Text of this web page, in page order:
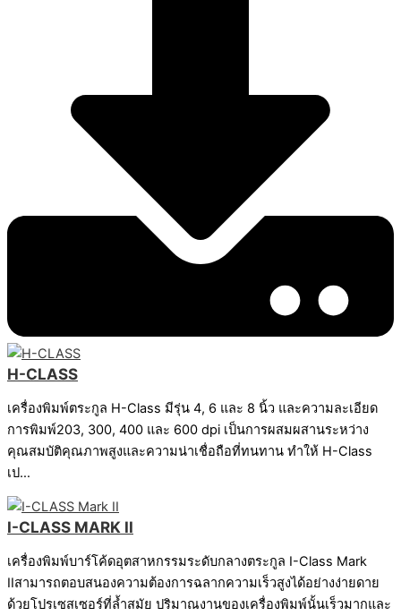
H-CLASS
เครื่องพิมพ์ตระกูล H-Class มีรุ่น 4, 6 และ 8 นิ้ว และความละเอียด
การพิมพ์203, 300, 400 และ 600 dpi เป็นการผสมผสานระหว่าง
คุณสมบัติคุณภาพสูงและความน่าเชื่อถือที่ทนทาน ทำให้ H-Class
เป…
I-CLASS MARK II
เครื่องพิมพ์บาร์โค้ดอุตสาหกรรมระดับกลางตระกูล I-Class Mark
IIสามารถตอบสนองความต้องการฉลากความเร็วสูงได้อย่างง่ายดาย
ด้วยโปรเซสเซอร์ที่ล้ำสมัย ปริมาณงานของเครื่องพิมพ์นั้นเร็วมากและ